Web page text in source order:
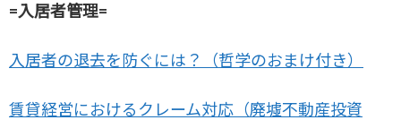
=入居者管理=
入居者の退去を防ぐには？（哲学のおまけ付き）
賃貸経営におけるクレーム対応（廃墟不動産投資